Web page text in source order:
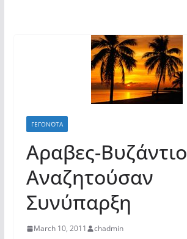
ΓΕΓΟΝΌΤΑ
Αραβες-Βυζάντιο
Αναζητούσαν
Συνύπαρξη
March 10, 2011 chadmin